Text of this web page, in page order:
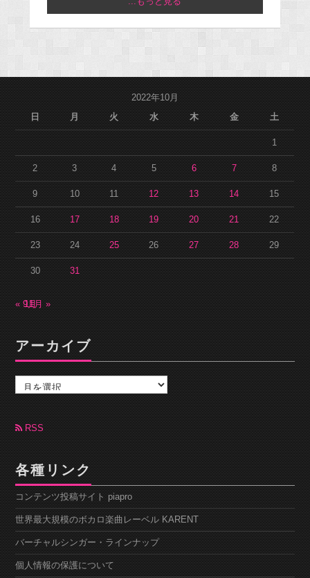
2022年10月
日
月 火 水 木 金 土
1
2 3 4 5 6 7 8
9 10 11 12 13 14 15
16 17 18 19 20 21 22
23 24 25 26 27 28 29
30 31
« 9月
11月 »
アーカイブ
カ
ブ RSS
各種リンク
コンテンツ投稿サイト piapro
世界最大規模のボカロ楽曲レーベル KARENT
バーチャルシンガー・ラインナップ
個人情報の保護について